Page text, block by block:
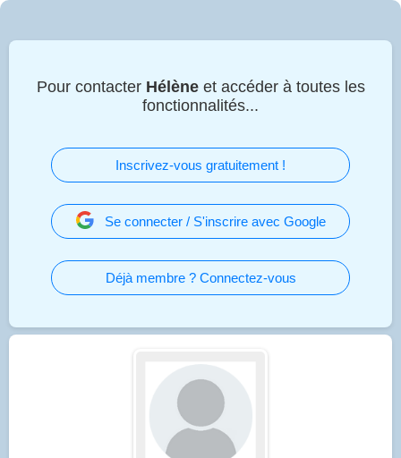
Pour contacter Hélèneet accéder à toutes les
fonctionnalités...
Inscrivez-vous gratuitement !
Se connecter / S'inscrire avec Google
Déjà membre ? Connectez-vous